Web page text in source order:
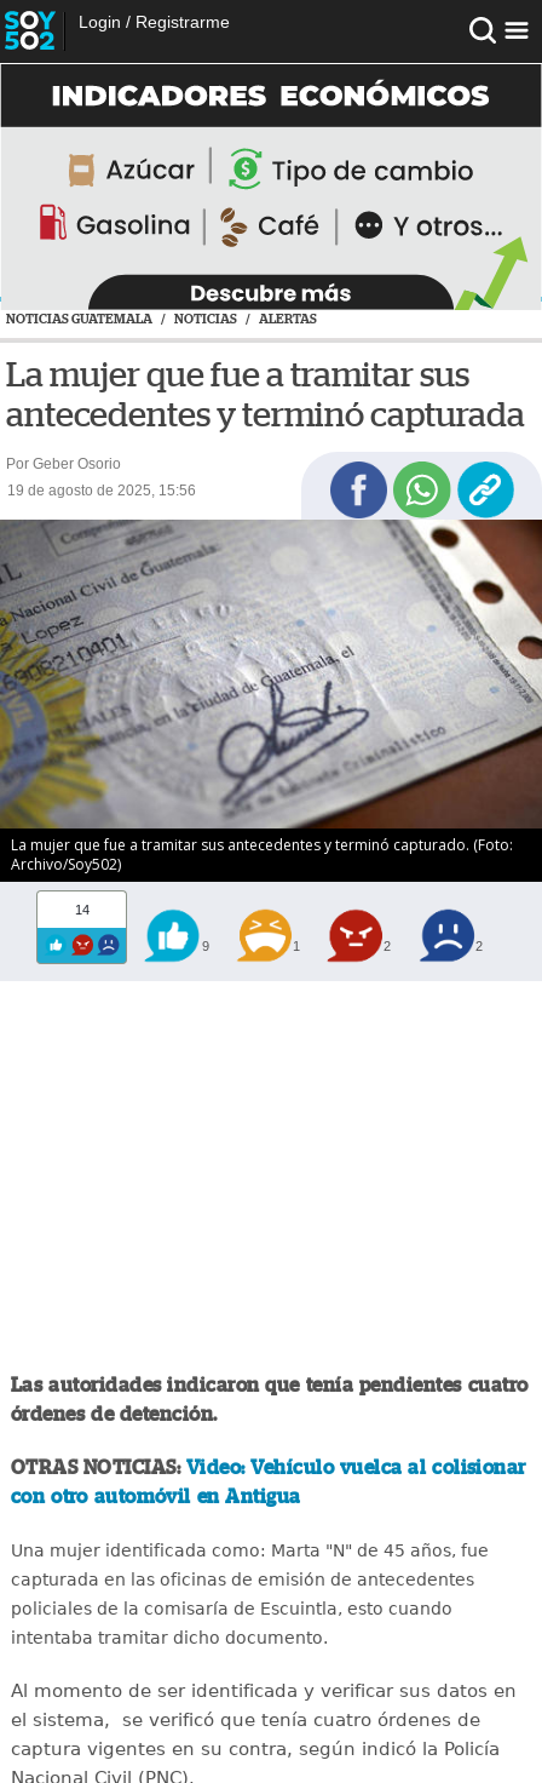
Login / Registrarme
NOTICIAS GUATEMALA / NOTICIAS / ALERTAS
La mujer que fue a tramitar sus
antecedentes y terminó capturada
Por Geber Osorio
19 de agosto de 2025, 15:56
La mujer que fue a tramitar sus antecedentes y terminó capturado. (Foto:
Archivo/Soy502)
14
9 1 2 2
Las autoridades indicaron que tenía pendientes cuatro
órdenes de detención.
OTRAS NOTICIAS: Video: Vehículo vuelca al colisionar
con otro automóvil en Antigua
Una mujer identificada como: Marta "N" de 45 años, fue
capturada en las oficinas de emisión de antecedentes
policiales de la comisaría de Escuintla, esto cuando
intentaba tramitar dicho documento.
Al momento de ser identificada y verificar sus datos en
el sistema, se verificó que tenía cuatro órdenes de
captura vigentes en su contra, según indicó la Policía
Nacional Civil (PNC).